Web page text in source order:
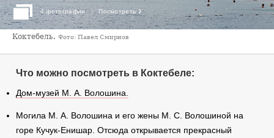
4 фотографии Посмотреть ›
Коктебель. Фото: Павел Смирнов
Что можно посмотреть в Коктебеле:
Дом-музей М. А. Волошина.
Могила М. А. Волошина и его жены М. С. Волошиной на
горе Кучук-Енишар. Отсюда открывается прекрасный